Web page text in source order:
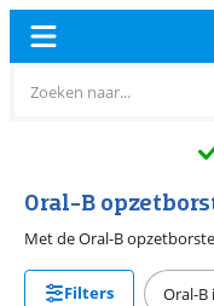
Oral-B
Filters Oral-B